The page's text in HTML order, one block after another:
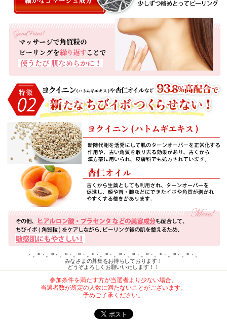
・。*・。*・。*・。*・。*・。*・。*・。*・。*・。*・。*・。*・。
みなさまの募集をお待ちしております！
どうぞよろしくお願いいたします！！
参加条件を満たす方が当選者より少ない場合、
当選者数が所定の人数に満たないことがございます。
予めご了承ください。